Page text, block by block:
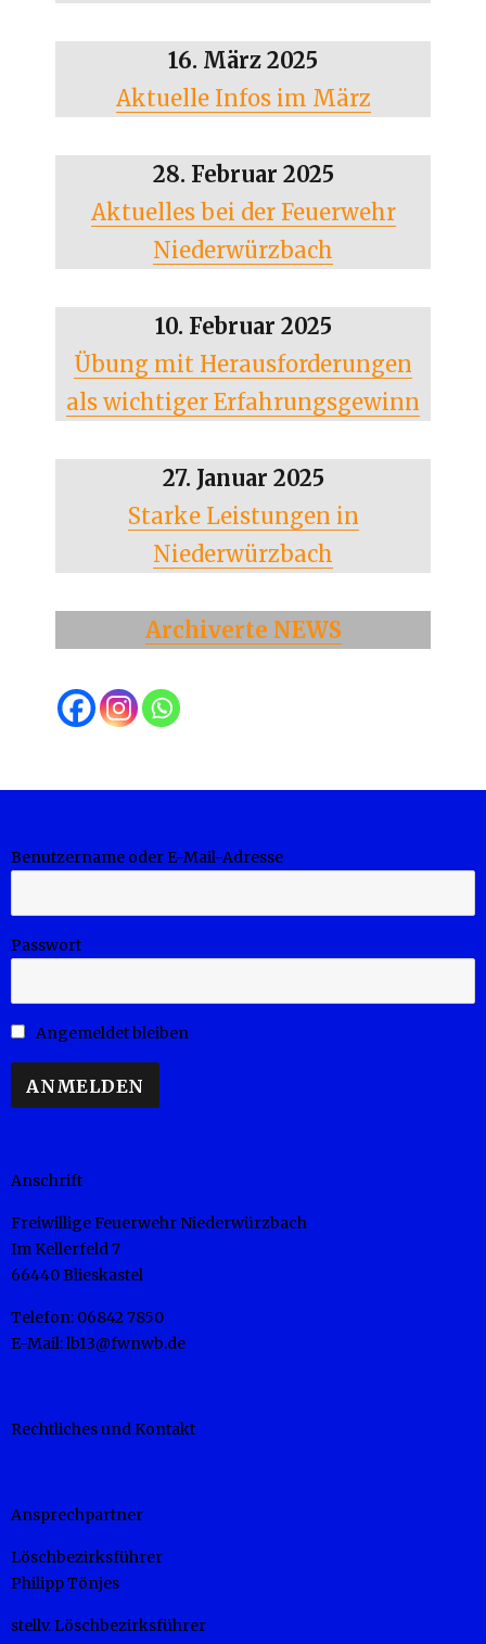
16. März 2025
Aktuelle Infos im März
28. Februar 2025
Aktuelles bei der Feuerwehr
Niederwürzbach
10. Februar 2025
Übung mit Herausforderungen
als wichtiger Erfahrungsgewinn
27. Januar 2025
Starke Leistungen in
Niederwürzbach
Archiverte NEWS
Benutzername oder E-Mail-Adresse
Passwort
Angemeldet bleiben
Anschrift
Freiwillige Feuerwehr Niederwürzbach
Im Kellerfeld 7
66440 Blieskastel
Telefon: 06842 7850
E-Mail: lb13@fwnwb.de
Rechtliches und Kontakt
Ansprechpartner
Löschbezirksführer
Philipp Tönjes
stellv. Löschbezirksführer